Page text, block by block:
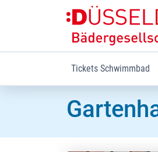
Tickets Schwimmbad